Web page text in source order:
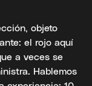
objeto
el rojo aquí
a veces se
Hablemos